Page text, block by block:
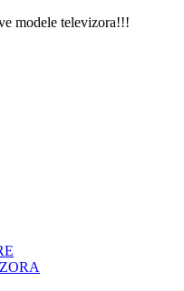
modele televizora!!!